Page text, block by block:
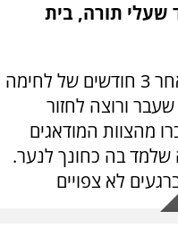
תורה, בית
יחיאל חוזר ממילואים הביתה, לאחר 3 חודשים של לחימה
ורוצה לחזור
מהצוות המודאגים
שלמד בה כחונך לנער.
לא צפויים